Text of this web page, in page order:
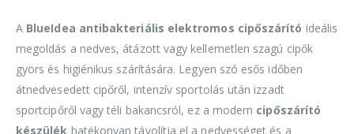
A BlueIdea antibakteriális elektromos cipőszárító ideális
megoldás a nedves, átázott vagy kellemetlen szagú cipők
gyors és higiénikus szárítására. Legyen szó esős időben
átnedvesedett cipőről, intenzív sportolás után izzadt
sportcipőről vagy téli bakancsról, ez a modern cipőszárító
készülék hatékonyan távolítja el a nedvességet és a